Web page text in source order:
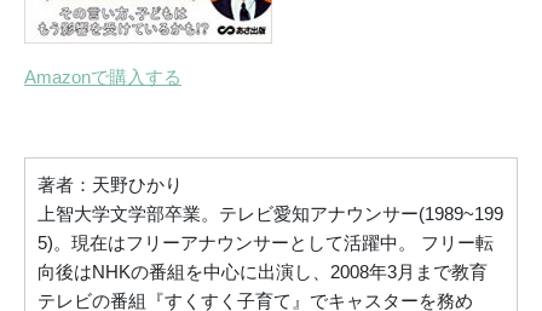
Amazonで購入する
著者：天野ひかり
上智大学文学部卒業。テレビ愛知アナウンサー(1989~199
5)。現在はフリーアナウンサーとして活躍中。 フリー転
向後はNHKの番組を中心に出演し、2008年3月まで教育
テレビの番組『すくすく子育て』でキャスターを務め